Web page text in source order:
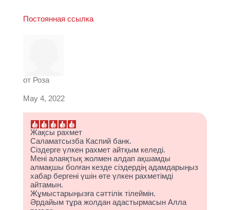
Постоянная ссылка
от Роза
May 4, 2022
Жақсы рахмет
Саламатсызба Каспий банк.
Сіздерге үлкен рахмет айтқым келеді.
Мені алаяқтық жолмен алдап ақшамды
алмақшы болған кезде сіздердің адамдарыңыз
хабар бергені үшін өте үлкен рахметімді
айтамын.
Жұмыстарыңызға сәттілік тілеймін.
Әрдайым тұра жолдан адастырмасын Алла